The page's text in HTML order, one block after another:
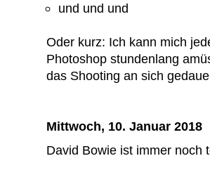
und und und
Oder kurz: Ich kann mich
Photoshop stundenlang
das Shooting an sich
Mittwoch, 10. Januar 2018
David Bowie ist immer noch